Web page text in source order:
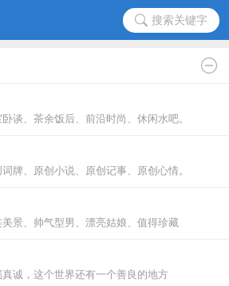
搜索关键字
谈、茶余饭后、前沿时尚、休闲水吧。
牌、原创小说、原创记事、原创心情。
景、帅气型男、漂亮姑娘、值得珍藏
诚，这个世界还有一个善良的地方